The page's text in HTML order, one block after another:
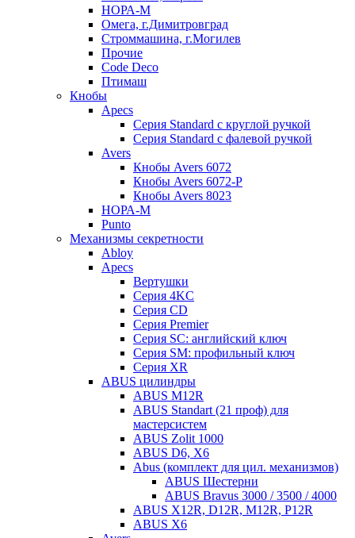
НОРА-М
Омега, г.Димитровград
Строммашина, г.Могилев
Прочие
Code Deco
Птимаш
Кнобы
Apecs
Серия Standard с круглой ручкой
Серия Standard с фалевой ручкой
Avers
Кнобы Avers 6072
Кнобы Avers 6072-P
Кнобы Avers 8023
НОРА-М
Punto
Механизмы секретности
Abloy
Apecs
Вертушки
Серия 4KC
Серия CD
Серия Premier
Серия SC: английский ключ
Серия SM: профильный ключ
Серия XR
ABUS цилиндры
ABUS M12R
ABUS Standart (21 проф) для
мастерсистем
ABUS Zolit 1000
ABUS D6, X6
Abus (комплект для цил. механизмов)
ABUS Шестерни
ABUS Bravus 3000 / 3500 / 4000
ABUS X12R, D12R, M12R, P12R
ABUS X6